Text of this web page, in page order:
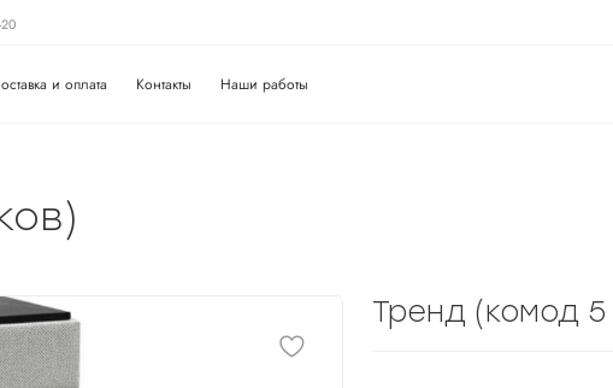
и оплата Контакты Наши работы
Тренд (комод